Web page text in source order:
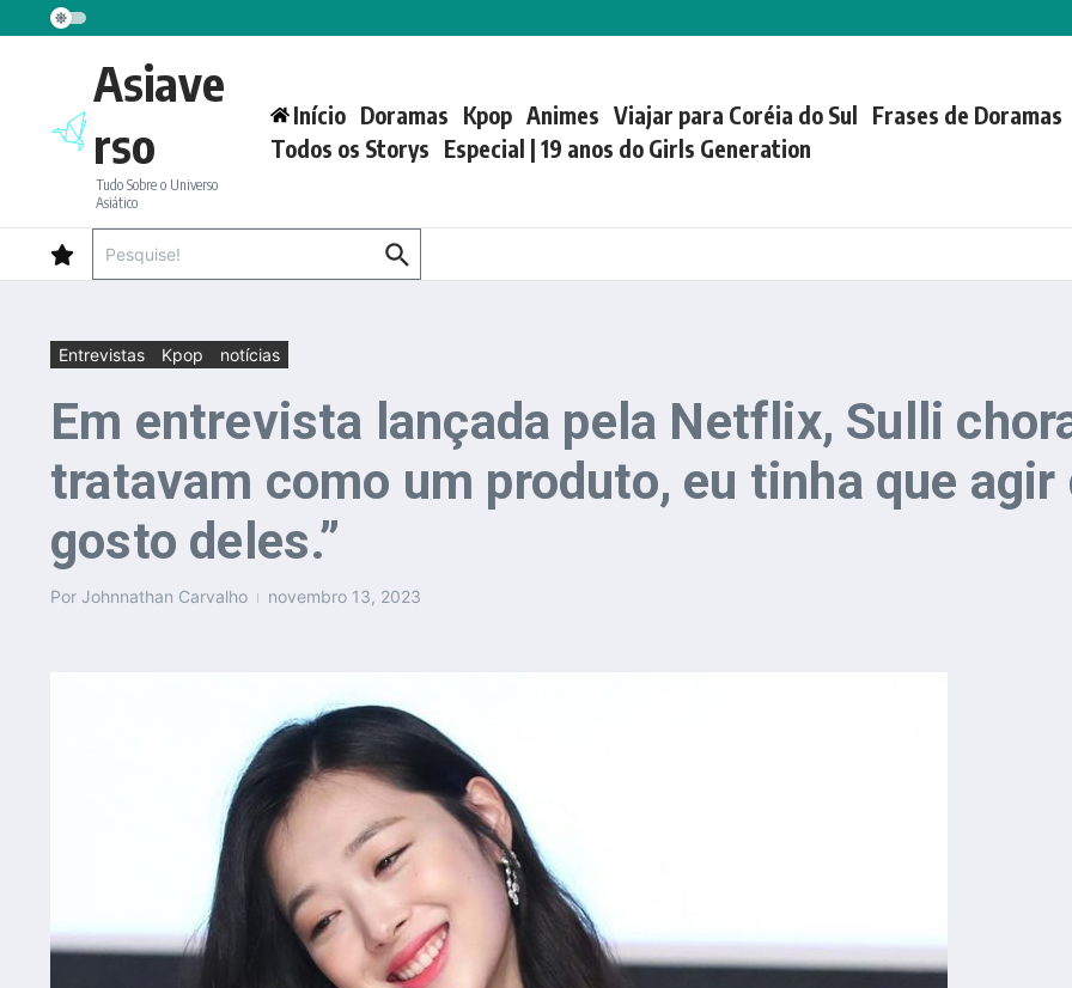
Ir para o conteúdo
Asiave
rso
Tudo Sobre o Universo
Asiático
Início Doramas Kpop Animes Viajar para Coréia do Sul Frases de Doramas
Todos os Storys Especial | 19 anos do Girls Generation
Entrevistas Kpop notícias
Em entrevista lançada pela Netflix, Sulli
tratavam como um produto, eu tinha que agir
gosto deles.”
Por Johnnathan Carvalho novembro 13, 2023